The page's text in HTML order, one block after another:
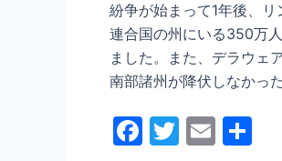
紛争が始まって1年後、
連合国の州にいる350万
ました。また、デラウェ
南部諸州が降伏しなかっ
F
T
E